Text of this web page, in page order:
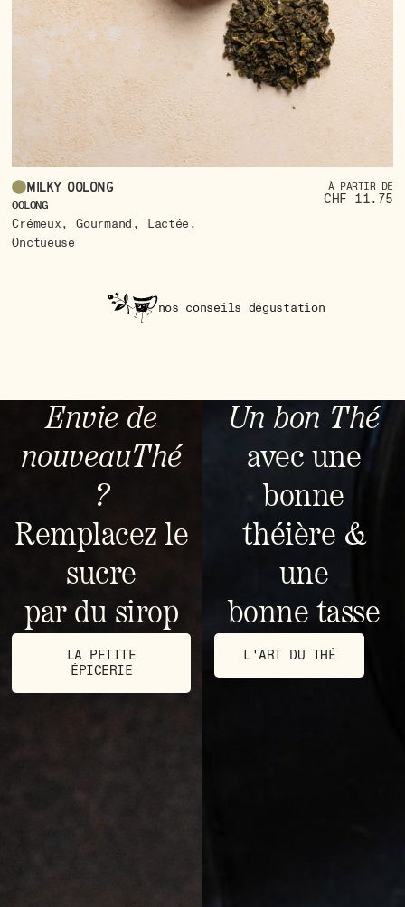
Milky oolong
OOLONG
Crémeux, Gourmand , Lactée ,
Onctueuse
À PARTIR DE
CHF 11.75
nos conseils dégustation
Envie de
nouveauThé
?
Remplacez le
sucre
par du sirop
LA PETITE
ÉPICERIE
Un bon Thé
avec une
bonne
théière &
une
bonne tasse
L'ART DU THÉ